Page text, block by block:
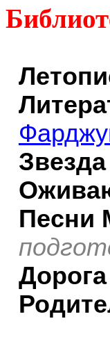
Песни